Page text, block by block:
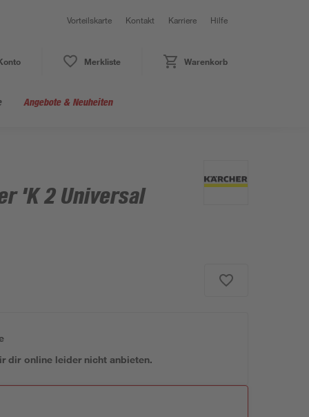
Vorteilskarte Kontakt Karriere Hilfe
Merkliste Warenkorb
Angebote & Neuheiten
'K 2 Universal
dir online leider nicht anbieten.